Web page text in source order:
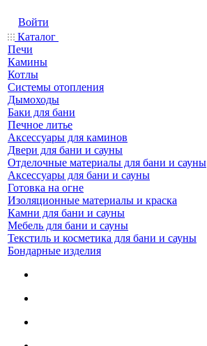
Войти
Каталог
Печи
Камины
Котлы
Системы отопления
Дымоходы
Баки для бани
Печное литье
Аксессуары для каминов
Двери для бани и сауны
Отделочные материалы для бани и сауны
Аксессуары для бани и сауны
Готовка на огне
Изоляционные материалы и краска
Камни для бани и сауны
Мебель для бани и сауны
Текстиль и косметика для бани и сауны
Бондарные изделия